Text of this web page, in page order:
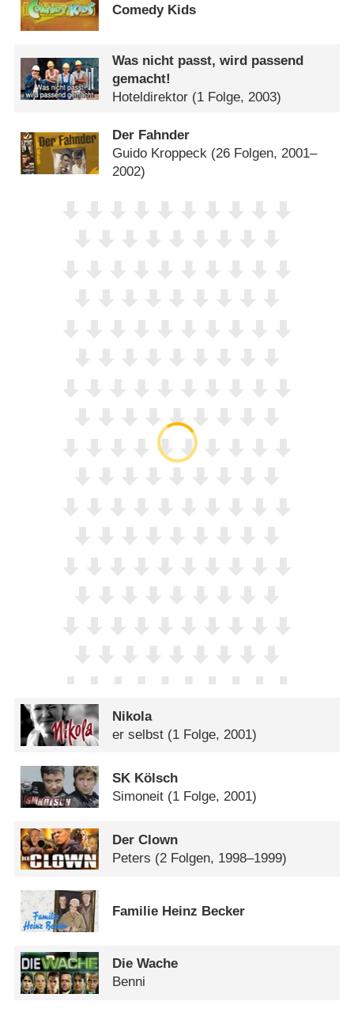
Comedy Kids
Was nicht passt, wird passend
gemacht!
Hoteldirektor (1 Folge, 2003)
Der Fahnder
Guido Kroppeck (26 Folgen, 2001–
2002)
Nikola
er selbst (1 Folge, 2001)
SK Kölsch
Simoneit (1 Folge, 2001)
Der Clown
Peters (2 Folgen, 1998–1999)
Familie Heinz Becker
Die Wache
Benni